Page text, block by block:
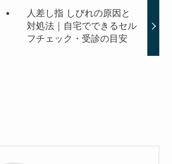
人差し指 しびれの原因と
対処法｜自宅でできるセル
フチェック・受診の目安